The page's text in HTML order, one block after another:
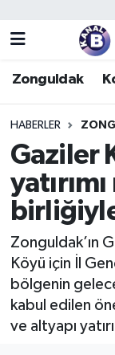
Zonguldak
HABERLER
Gaziler
Zonguldak’ın
Köyü için İl
bölgenin
kabul edilen
ve altyapı
Zonguldak
Kozlu
Ereğli
Çaycuma
Alaplı
Devrek
Gökçebey
Zonguldak
Puan
Tüm
Son
Haber